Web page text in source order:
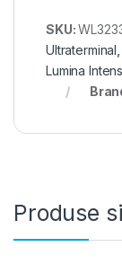
SKU:
Ultraterminal
Lumina
Produse